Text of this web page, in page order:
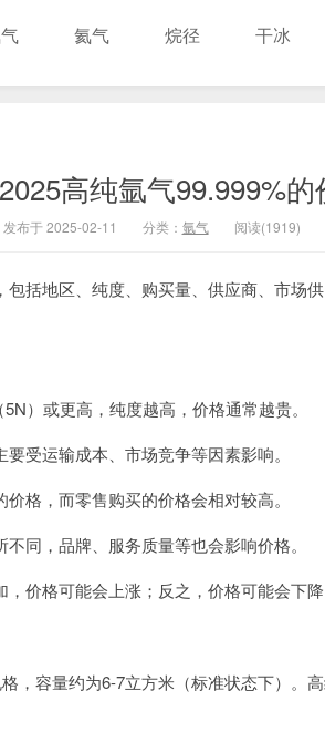
氦气 烷径 干冰
2025高纯氩气99.999%的
布于 2025-02-11 分类： 氩气 阅读(1919)
包括地区、纯度、购买量、供应商、市场
）或更高，纯度越高，价格通常越贵。
受运输成本、市场竞争等因素影响。
格，而零售购买的价格会相对较高。
同，品牌、服务质量等也会影响价格。
价格可能会上涨；反之，价格可能会下降
，容量约为6-7立方米（标准状态下）。